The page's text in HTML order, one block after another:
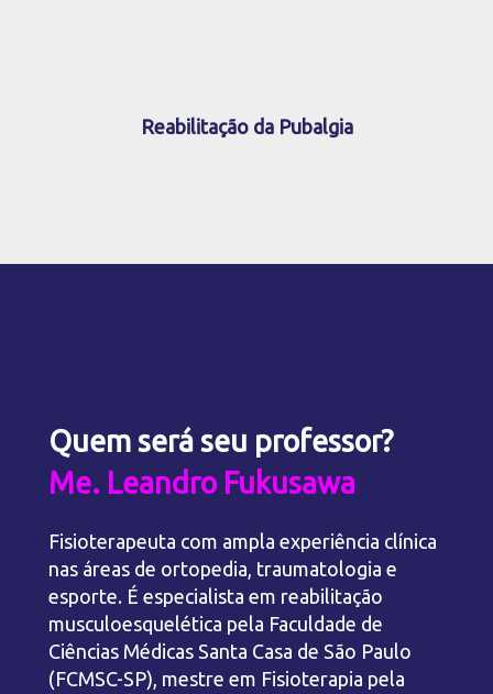
Reabilitação da Pubalgia
Quem será seu professor?
Me. Leandro Fukusawa
Fisioterapeuta com ampla experiência clínica
nas áreas de ortopedia, traumatologia e
esporte. É especialista em reabilitação
musculoesquelética pela Faculdade de
Ciências Médicas Santa Casa de São Paulo
(FCMSC-SP), mestre em Fisioterapia pela